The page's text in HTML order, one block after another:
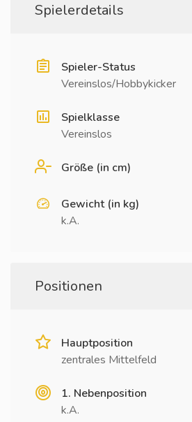
Spielerdetails
Spieler-Status
Vereinslos/Hobbykicker
Spielklasse
Vereinslos
Größe (in cm)
Gewicht (in kg)
k.A.
Positionen
Hauptposition
zentrales Mittelfeld
1. Nebenposition
k.A.